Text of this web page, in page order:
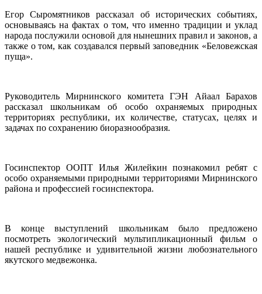
Егор Сыромятников рассказал об исторических событиях,
основываясь на фактах о том, что именно традиции и уклад
народа послужили основой для нынешних правил и законов, а
также о том, как создавался первый заповедник «Беловежская
пуща».
Руководитель Мирнинского комитета ГЭН Айаал Барахов
рассказал школьникам об особо охраняемых природных
территориях республики, их количестве, статусах, целях и
задачах по сохранению биоразнообразия.
Госинспектор ООПТ Илья Жилейкин познакомил ребят с
особо охраняемыми природными территориями Мирнинского
района и профессией госинспектора.
В конце выступлений школьникам было предложено
посмотреть экологический мультипликационный фильм о
нашей республике и удивительной жизни любознательного
якутского медвежонка.